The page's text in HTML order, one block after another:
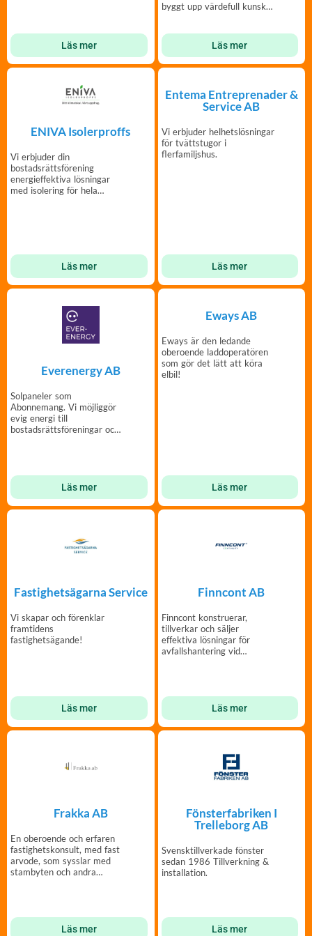
Läs mer
byggt upp värdefull kunskap
Läs mer
ENIVA Isolerproffs
Vi erbjuder din
bostadsrättsförening
energieffektiva lösningar
med isolering för hela
Läs mer
Entema Entreprenader &
Service AB
Vi erbjuder helhetslösningar
för tvättstugor i
flerfamiljshus.
Läs mer
Everenergy AB
Solpaneler som
Abonnemang. Vi möjliggör
evig energi till
bostadsrättsföreningar och
Läs mer
Eways AB
Eways är den ledande
oberoende laddoperatören
som gör det lätt att köra
elbil!
Läs mer
Fastighetsägarna Service
Vi skapar och förenklar
framtidens
fastighetsägande!
Läs mer
Finncont AB
Finncont konstruerar,
tillverkar och säljer
effektiva lösningar för
avfallshantering vid
Läs mer
Frakka AB
En oberoende och erfaren
fastighetskonsult, med fast
arvode, som sysslar med
stambyten och andra
Läs mer
Fönsterfabriken I
Trelleborg AB
Svensktillverkade fönster
sedan 1986 Tillverkning &
installation.
Läs mer